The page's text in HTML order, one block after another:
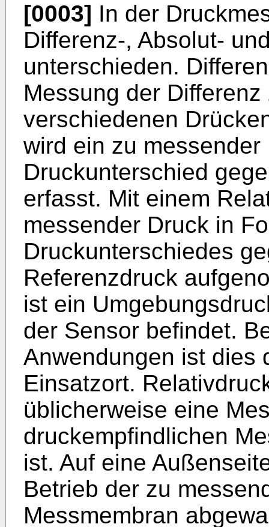
[0003] In der
Differenz-, Absolut-
unterschieden.
Messung der
verschiedenen
wird ein zu
Druckunterschied
erfasst. Mit einem
messender Druck in
Druckunterschiedes
Referenzdruck
ist ein
der Sensor befindet.
Anwendungen ist dies
Einsatzort.
üblicherweise eine
druckempfindlichen
ist. Auf eine
Betrieb der zu
Messmembran